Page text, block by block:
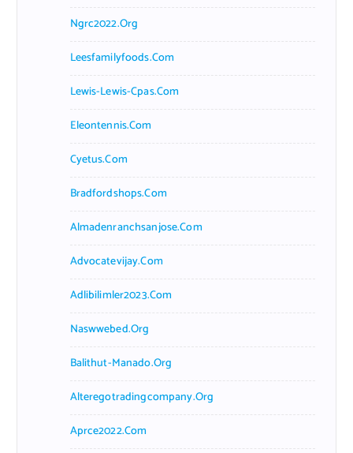
Ngrc2022.org
Leesfamilyfoods.com
Lewis-Lewis-Cpas.com
Eleontennis.com
Cyetus.com
Bradfordshops.com
Almadenranchsanjose.com
Advocatevijay.com
Adlibilimler2023.com
Naswwebed.org
Balithut-Manado.org
Alteregotradingcompany.org
Aprce2022.com